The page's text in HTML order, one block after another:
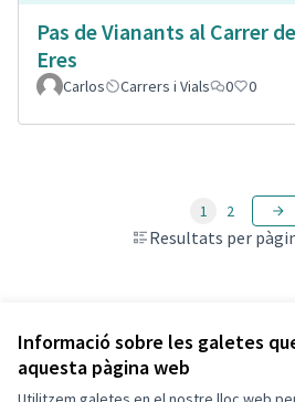
Informació sobre les galetes
aquesta pàgina web
Pas de Vianants al Carrer
Eres
Carlos Carrers i Vials 0 0
Resultats per
1 2
Veure totes les propostes retirades